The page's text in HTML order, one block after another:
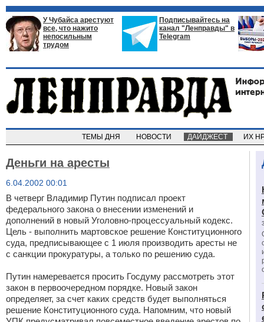
У Чубайса арестуют
все, что нажито
непосильным
трудом
Подписывайтесь на
канал "Ленправды" в
Telegram
ТЕМЫ ДНЯ НОВОСТИ ДАЙДЖЕСТ ИХ
Деньги на аресты
6.04.2002 00:01
В четверг Владимир Путин подписал проект
федерального закона о внесении изменений и
дополнений в новый Уголовно-процессуальный кодекс.
Цель - выполнить мартовское решение Конституционного
суда, предписывающее с 1 июля производить аресты не
с санкции прокуратуры, а только по решению суда.
Путин намеревается просить Госдуму рассмотреть этот
закон в первоочередном порядке. Новый закон
определяет, за счет каких средств будет выполняться
решение Конституционного суда. Напомним, что новый